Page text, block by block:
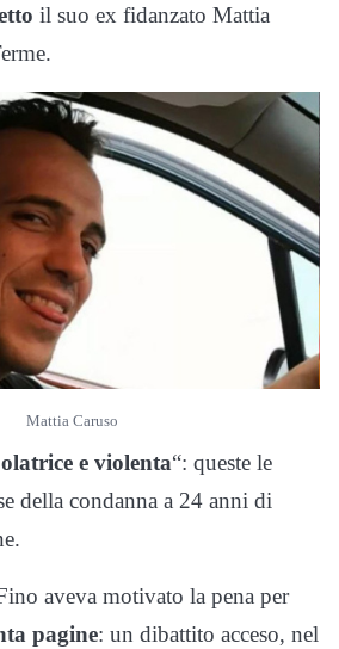
il suo ex fidanzato Mattia
Mattia Caruso
e violenta“: queste le
della condanna a 24 anni di
aveva motivato la pena per
pagine: un dibattito acceso, nel